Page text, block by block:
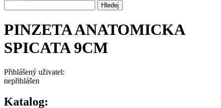
PINZETA ANATOMICKA
SPICATA 9CM
Přihlášený uživatel:
nepřihlášen
Katalog: